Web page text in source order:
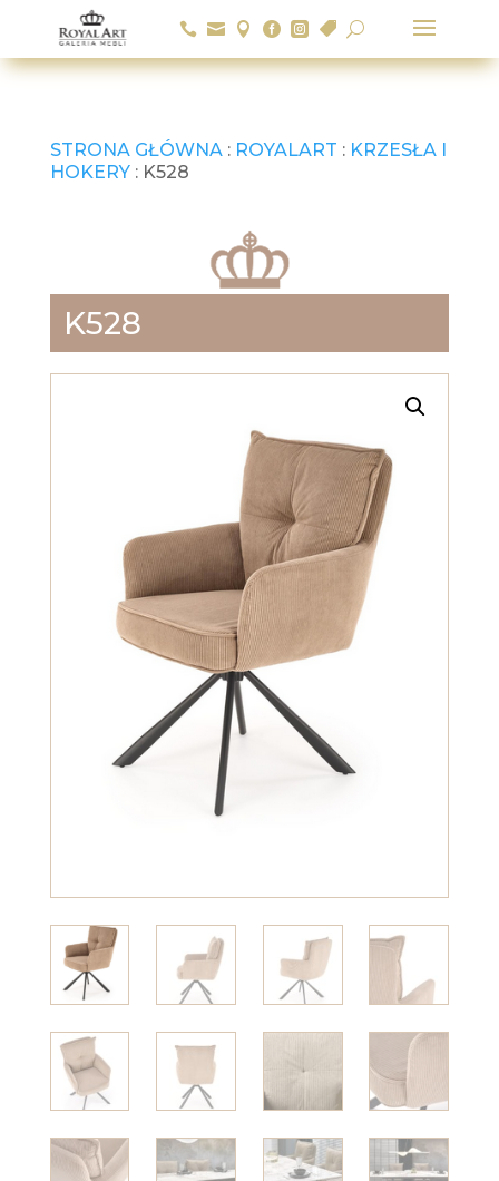
      U
STRONA GŁÓWNA: ROYALART : KRZESŁA I
HOKERY: K528
K528